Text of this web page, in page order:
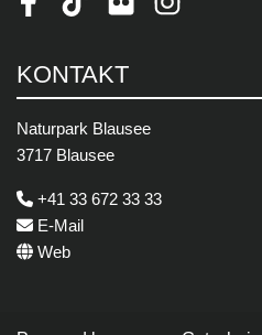
FacebookTikTokFlickr Instagram
KONTAKT
Naturpark Blausee
3717 Blausee
+41 33 672 33 33
E-Mail
Web